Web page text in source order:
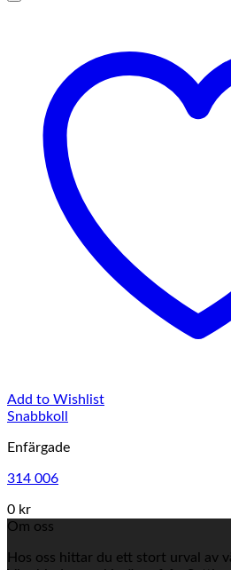
Add to Wishlist
Snabbkoll
Enfärgade
314 006
0 kr
Om oss
Hos oss hittar du ett stort urval av